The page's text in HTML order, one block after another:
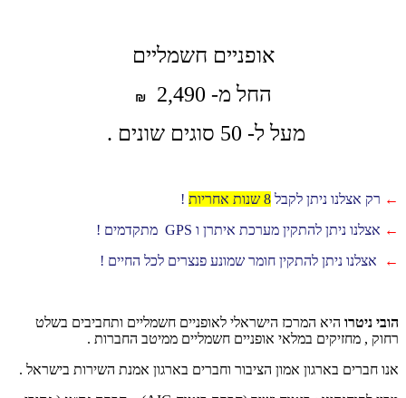
אופניים חשמליים
החל מ- 2,490
₪
מעל ל- 50 סוגים שונים .
← רק אצלנו ניתן לקבל 8 שנות אחריות
!
← אצלנו ניתן להתקין מערכת איתרן ו GPS מתקדמים !
←
אצלנו ניתן להתקין חומר שמונע פנצרים לכל החיים !
הובי ניטרו היא המרכז הישראלי לאופניים חשמליים ותחביבים בשלט
רחוק , מחזיקים במלאי אופניים חשמליים ממיטב החברות .
אנו חברים בארגון אמון הציבור וחברים בארגון אמנת השירות בישראל .